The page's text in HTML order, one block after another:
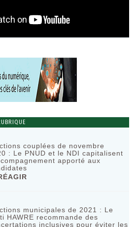
couplées de novembre
: Le PNUD et le NDI capitalisent
apporté aux
municipales de 2021 : Le
HAWRE recommande des
inclusives pour éviter les